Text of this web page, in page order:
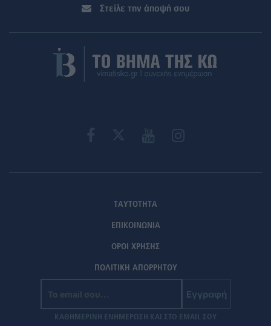
Στείλε την άποψή σου
ΤΑΥΤΟΤΗΤΑ
ΕΠΙΚΟΙΝΩΝΙΑ
ΟΡΟΙ ΧΡΗΣΗΣ
ΠΟΛΙΤΙΚΗ ΑΠΟΡΡΗΤΟΥ
Εγγραφή
ΚΑΘΗΜΕΡΙΝΗ ΕΝΗΜΕΡΩΣΗ ΚΑΙ ΣΤΟ EMAIL ΣΟΥ